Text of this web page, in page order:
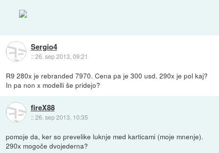
Sergio4
::26. sep 2013, 09:21
R9 280x je rebranded 7970. Cena pa je 300 usd. 290x je pol kaj?
In pa non x modelli še pridejo?
fireX88
::26. sep 2013, 10:35
pomoje da, ker so prevelike luknje med karticami (moje mnenje).
290x mogoče dvojederna?